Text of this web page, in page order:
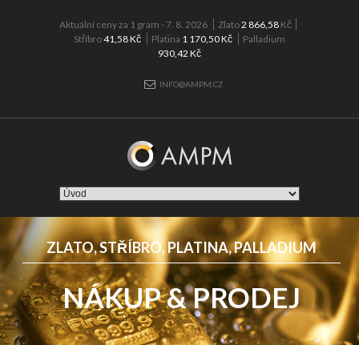
Aktuální ceny za 1 gram - 7. 8. 2026 Zlato2 866,58 Kč
Stříbro41,58 Kč Platina 1 170,50 Kč
Palladium
930,42 Kč
INFO@AMPM.CZ
ZLATO, STŘÍBRO, PLATINA, PALLADIUM
NÁKUP & PRODEJ